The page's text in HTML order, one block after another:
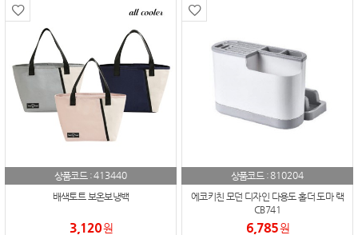
상품코드 :413440
배색토트 보온보냉백
3,120원
상품코드 :810204
에코키친 모던 디자인 다용도 홀더 도마 랙
CB741
6,785원